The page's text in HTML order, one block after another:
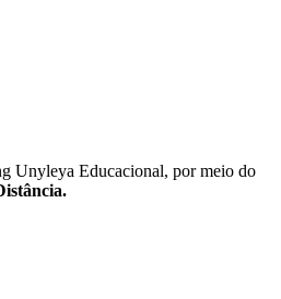
Unyleya Educacional, por meio do